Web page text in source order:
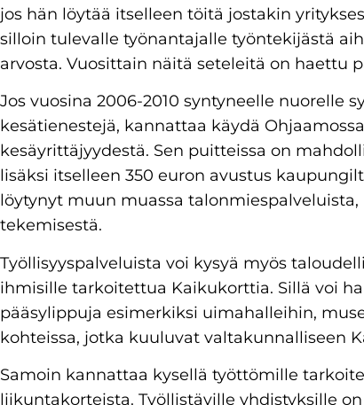
jos hän löytää itselleen töitä jostakin
silloin tulevalle työnantajalle työntekijästä
arvosta. Vuosittain näitä seteleitä on haettu
Jos vuosina 2006-2010 syntyneelle nuorelle
kesätienestejä, kannattaa käydä
kesäyrittäjyydestä. Sen puitteissa on
lisäksi itselleen 350 euron avustus
löytynyt muun muassa
tekemisestä.
Työllisyyspalveluista voi kysyä myös
ihmisille tarkoitettua Kaikukorttia. Sillä voi
pääsylippuja esimerkiksi uimahalleihin,
kohteissa, jotka kuuluvat valtakunnalliseen
Samoin kannattaa kysellä työttömille
liikuntakorteista. Työllistäville yhdistyksille